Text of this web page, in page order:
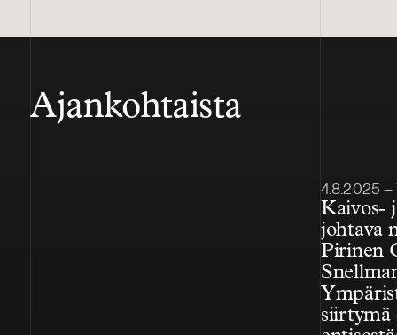
Ajankohtaista
Julkaistu
4.8.2025 –
Kaivos-
johtava
Pirinen
siirtymä